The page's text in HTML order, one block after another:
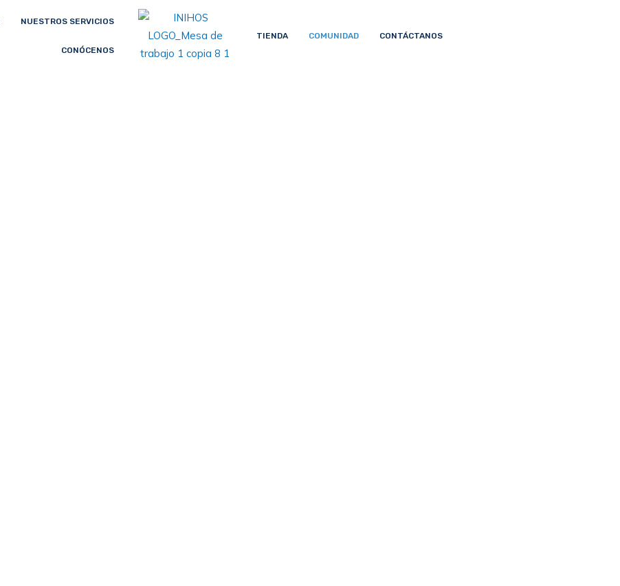
NUESTROS SERVICIOS
CONÓCENOS
TIENDA COMUNIDAD CONTÁCTANOS